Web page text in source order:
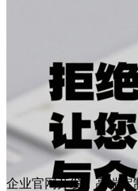
企业官网开发，高端